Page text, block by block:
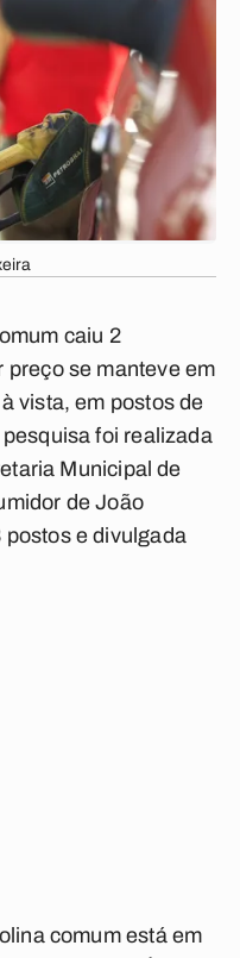
caiu 2
preço se manteve em
vista, em postos de
foi realizada
Municipal de
de João
e divulgada
comum está em